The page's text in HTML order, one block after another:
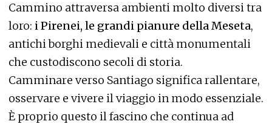
Cammino attraversa ambienti molto diversi tra
loro: i Pirenei, le grandi pianure della Meseta,
antichi borghi medievali e città monumentali
che custodiscono secoli di storia.
Camminare verso Santiago significa rallentare,
osservare e vivere il viaggio in modo essenziale.
È proprio questo il fascino che continua ad